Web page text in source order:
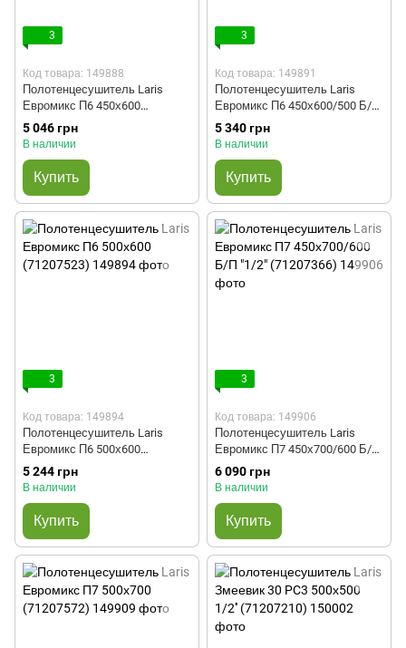
3
Код товара: 149888
Полотенцесушитель Laris
Евромикс П6 450х600
(71207146)
5 046 грн
В наличии
Купить
3
Код товара: 149891
Полотенцесушитель Laris
Евромикс П6 450х600/500 Б/П
"1/2" (71207364)
5 340 грн
В наличии
Купить
3
Код товара: 149894
Полотенцесушитель Laris
Евромикс П6 500х600
(71207523)
5 244 грн
В наличии
Купить
3
Код товара: 149906
Полотенцесушитель Laris
Евромикс П7 450х700/600 Б/П
"1/2" (71207366)
6 090 грн
В наличии
Купить